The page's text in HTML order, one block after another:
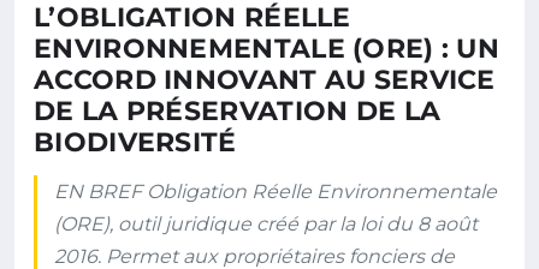
L’OBLIGATION RÉELLE
ENVIRONNEMENTALE (ORE) : UN
ACCORD INNOVANT AU SERVICE
DE LA PRÉSERVATION DE LA
BIODIVERSITÉ
EN BREF Obligation Réelle Environnementale
(ORE), outil juridique créé par la loi du 8 août
2016. Permet aux propriétaires fonciers de